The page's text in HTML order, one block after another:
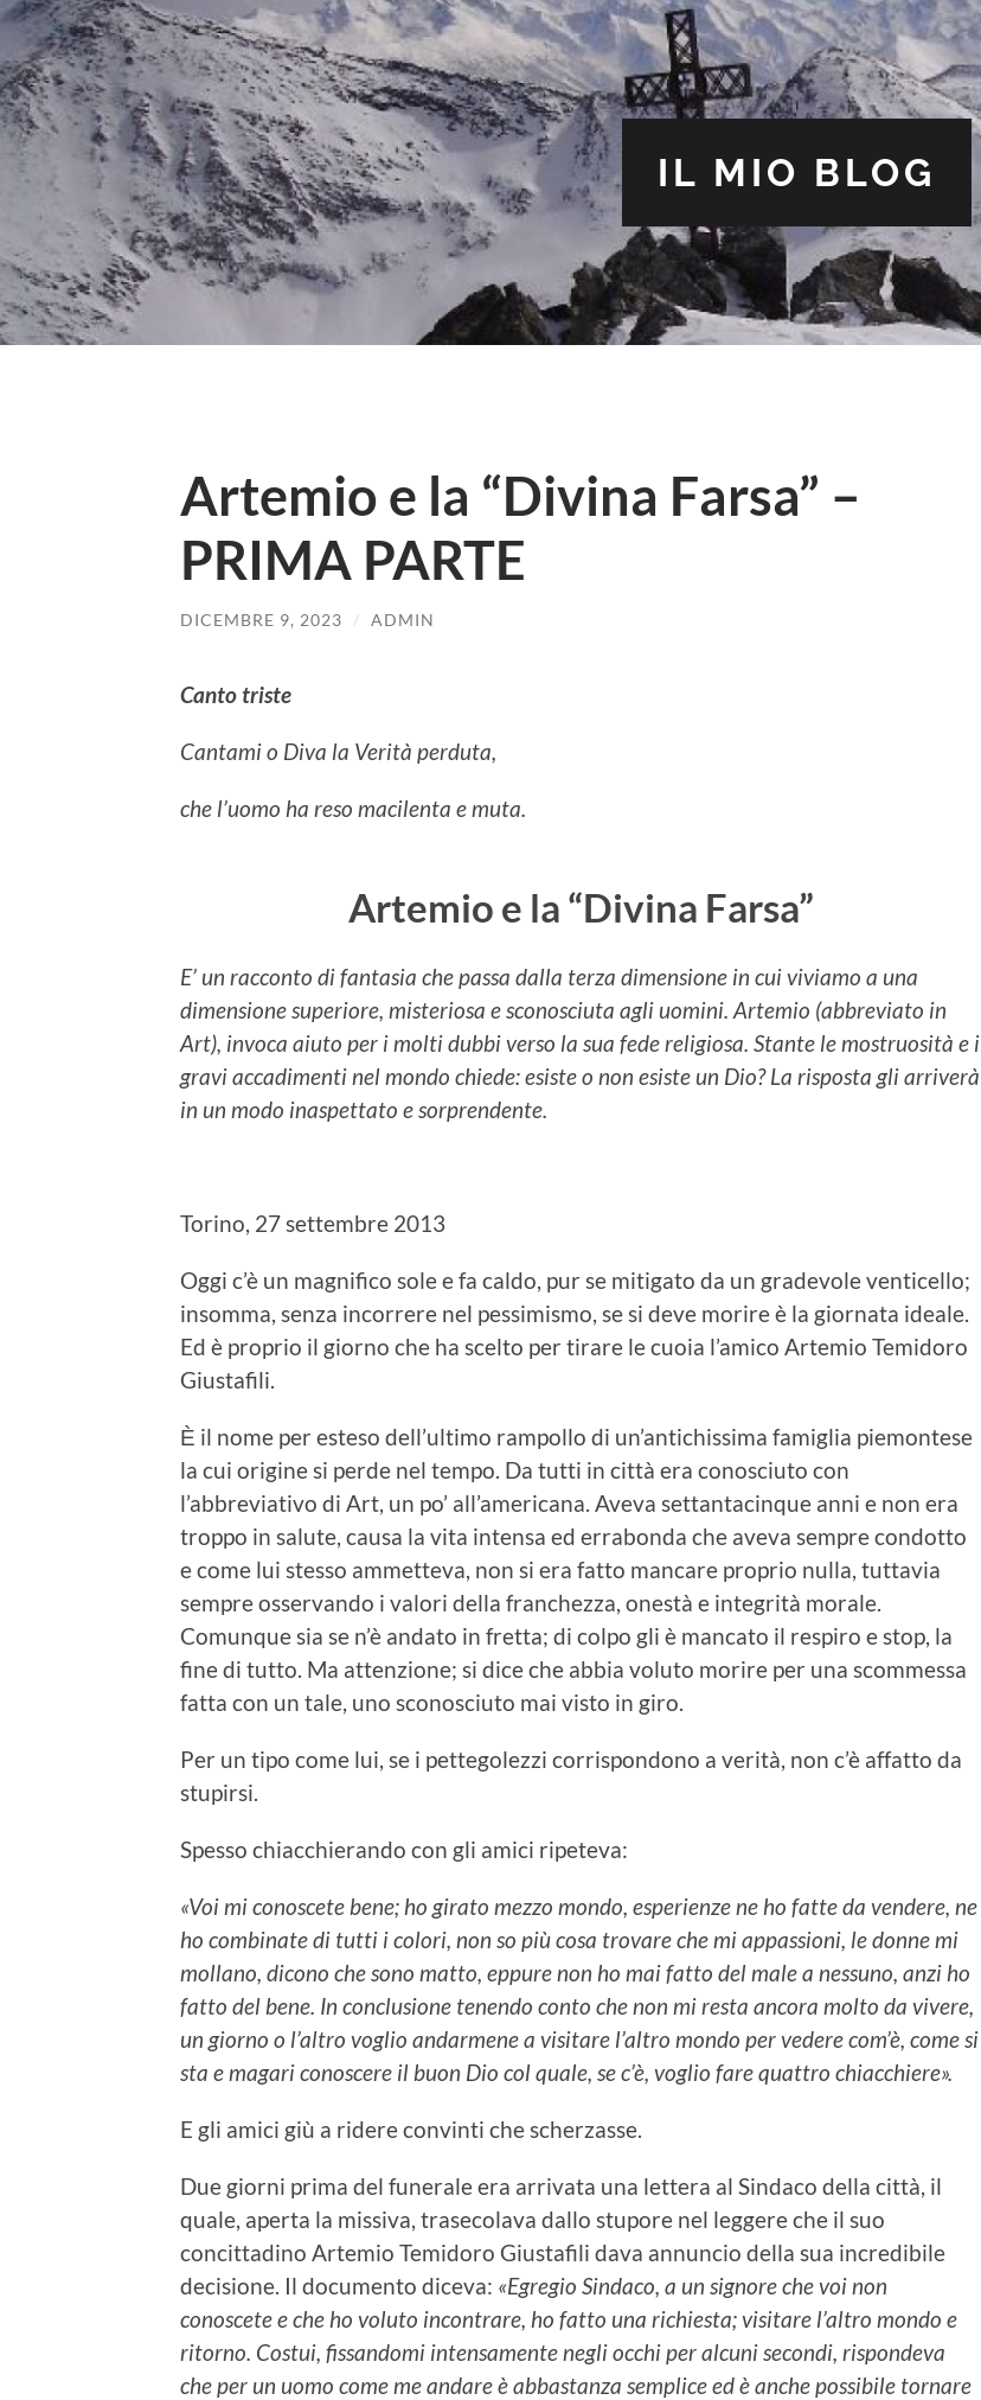
IL MIO BLOG
Artemio e la “Divina Farsa” –
PRIMA PARTE
DICEMBRE 9, 2023 / ADMIN
Canto triste
Cantami o Diva la Verità perduta,
che l’uomo ha reso macilenta e muta.
Artemio e la “Divina Farsa”
E’ un racconto di fantasia che passa dalla terza dimensione in cui viviamo a una
dimensione superiore, misteriosa e sconosciuta agli uomini. Artemio (abbreviato in
Art), invoca aiuto per i molti dubbi verso la sua fede religiosa. Stante le mostruosità e i
gravi accadimenti nel mondo chiede: esiste o non esiste un Dio? La risposta gli arriverà
in un modo inaspettato e sorprendente.
Torino, 27 settembre 2013
Oggi c’è un magnifico sole e fa caldo, pur se mitigato da un gradevole venticello;
insomma, senza incorrere nel pessimismo, se si deve morire è la giornata ideale.
Ed è proprio il giorno che ha scelto per tirare le cuoia l’amico Artemio Temidoro
Giustafili.
Ѐ il nome per esteso dell’ultimo rampollo di un’antichissima famiglia piemontese
la cui origine si perde nel tempo. Da tutti in città era conosciuto con
l’abbreviativo di Art, un po’ all’americana. Aveva settantacinque anni e non era
troppo in salute, causa la vita intensa ed errabonda che aveva sempre condotto
e come lui stesso ammetteva, non si era fatto mancare proprio nulla, tuttavia
sempre osservando i valori della franchezza, onestà e integrità morale.
Comunque sia se n’è andato in fretta; di colpo gli è mancato il respiro e stop, la
fine di tutto. Ma attenzione; si dice che abbia voluto morire per una scommessa
fatta con un tale, uno sconosciuto mai visto in giro.
Per un tipo come lui, se i pettegolezzi corrispondono a verità, non c’è affatto da
stupirsi.
Spesso chiacchierando con gli amici ripeteva:
«Voi mi conoscete bene; ho girato mezzo mondo, esperienze ne ho fatte da vendere, ne
ho combinate di tutti i colori, non so più cosa trovare che mi appassioni, le donne mi
mollano, dicono che sono matto, eppure non ho mai fatto del male a nessuno, anzi ho
fatto del bene. In conclusione tenendo conto che non mi resta ancora molto da vivere,
un giorno o l’altro voglio andarmene a visitare l’altro mondo per vedere com’è, come si
sta e magari conoscere il buon Dio col quale, se c’è, voglio fare quattro chiacchiere».
E gli amici giù a ridere convinti che scherzasse.
Due giorni prima del funerale era arrivata una lettera al Sindaco della città, il
quale, aperta la missiva, trasecolava dallo stupore nel leggere che il suo
concittadino Artemio Temidoro Giustafili dava annuncio della sua incredibile
decisione. Il documento diceva: «Egregio Sindaco, a un signore che voi non
conoscete e che ho voluto incontrare, ho fatto una richiesta; visitare l’altro mondo e
ritorno. Costui, fissandomi intensamente negli occhi per alcuni secondi, rispondeva
che per un uomo come me andare è abbastanza semplice ed è anche possibile tornare